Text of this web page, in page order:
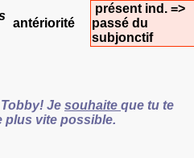
antériorité
présent ind. =>
passé du
subjonctif
Je souhaite que tu te
plus vite possible.